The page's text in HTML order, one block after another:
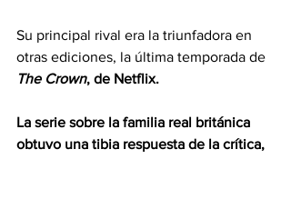
Su principal rival era la triunfadora en
otras ediciones, la última temporada de
The Crown, de Netflix.
La serie sobre la familia real británica
obtuvo una tibia respuesta de la crítica,